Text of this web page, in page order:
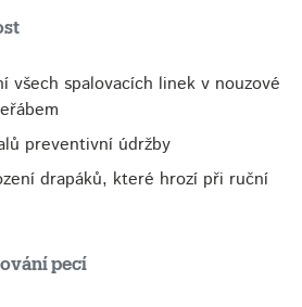
všech spalovacích linek v nouzové
preventivní údržby
drapáků, které hrozí při ruční
pecí